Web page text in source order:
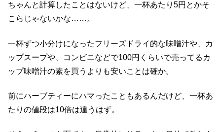
ちゃんと計算したことはないけど、一杯あたり5円とかそ
こらじゃないかな……。
一杯ずつ小分けになったフリーズドライ的な味噌汁や、カ
ップスープや、コンビニなどで100円くらいで売ってるカ
ップ味噌汁の素を買うよりも安いことは確か。
前にハーブティーにハマったこともあるんだけど、一杯あ
たりの値段は10倍は違うはず。